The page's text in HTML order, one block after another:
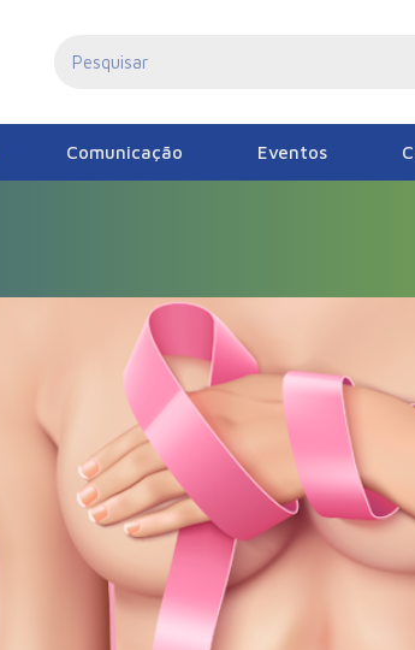
Comunicação Eventos